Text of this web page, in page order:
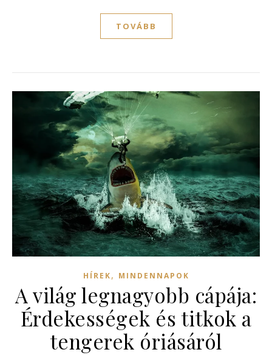
TOVÁBB
HÍREK, MINDENNAPOK
A világ legnagyobb cápája:
Érdekességek és titkok a
tengerek óriásáról